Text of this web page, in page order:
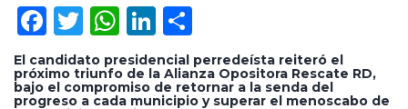
F
ac
e
T
w
itt
W
h
at
Li
n
k
o
m
El candidato presidencial perredeísta reiteró el
próximo triunfo de la Alianza Opositora Rescate RD,
bajo el compromiso de retornar a la senda del
progreso a cada municipio y superar el menoscabo de